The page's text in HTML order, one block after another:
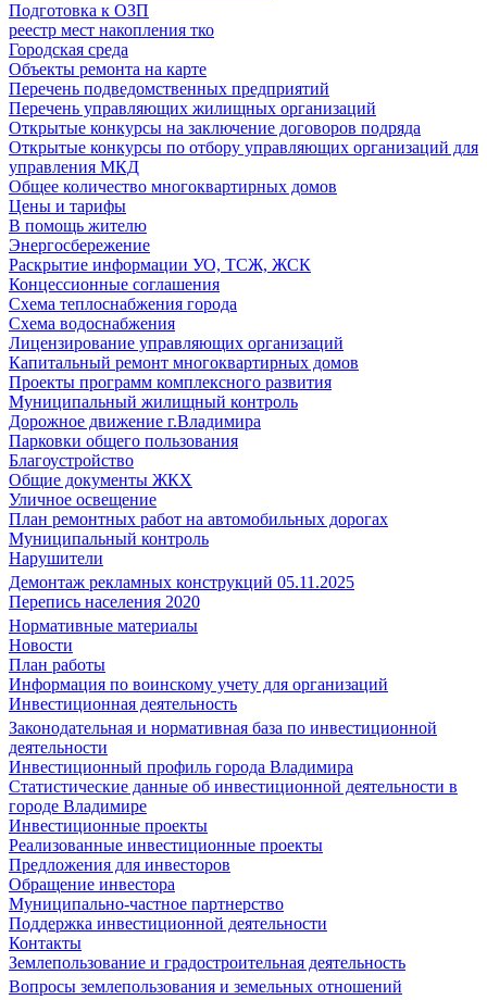
Подготовка к ОЗП
реестр мест накопления тко
Городская среда
Объекты ремонта на карте
Перечень подведомственных предприятий
Перечень управляющих жилищных организаций
Открытые конкурсы на заключение договоров подряда
Открытые конкурсы по отбору управляющих организаций для
управления МКД
Общее количество многоквартирных домов
Цены и тарифы
В помощь жителю
Энергосбережение
Раскрытие информации УО, ТСЖ, ЖСК
Концессионные соглашения
Схема теплоснабжения города
Схема водоснабжения
Лицензирование управляющих организаций
Капитальный ремонт многоквартирных домов
Проекты программ комплексного развития
Муниципальный жилищный контроль
Дорожное движение г.Владимира
Парковки общего пользования
Благоустройство
Общие документы ЖКХ
Уличное освещение
План ремонтных работ на автомобильных дорогах
Муниципальный контроль
Нарушители
Демонтаж рекламных конструкций 05.11.2025
Перепись населения 2020
Нормативные материалы
Новости
План работы
Информация по воинскому учету для организаций
Инвестиционная деятельность
Законодательная и нормативная база по инвестиционной
деятельности
Инвестиционный профиль города Владимира
Статистические данные об инвестиционной деятельности в
городе Владимире
Инвестиционные проекты
Реализованные инвестиционные проекты
Предложения для инвесторов
Обращение инвестора
Муниципально-частное партнерство
Поддержка инвестиционной деятельности
Контакты
Землепользование и градостроительная деятельность
Вопросы землепользования и земельных отношений